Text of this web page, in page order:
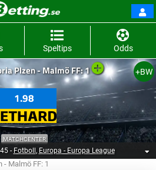
Speltips Odds
+BW
Plzen - Malmö FF: 1
1.98
MATCHCENTER
- Fotboll , Europa - Europa League
- Malmö FF: 1